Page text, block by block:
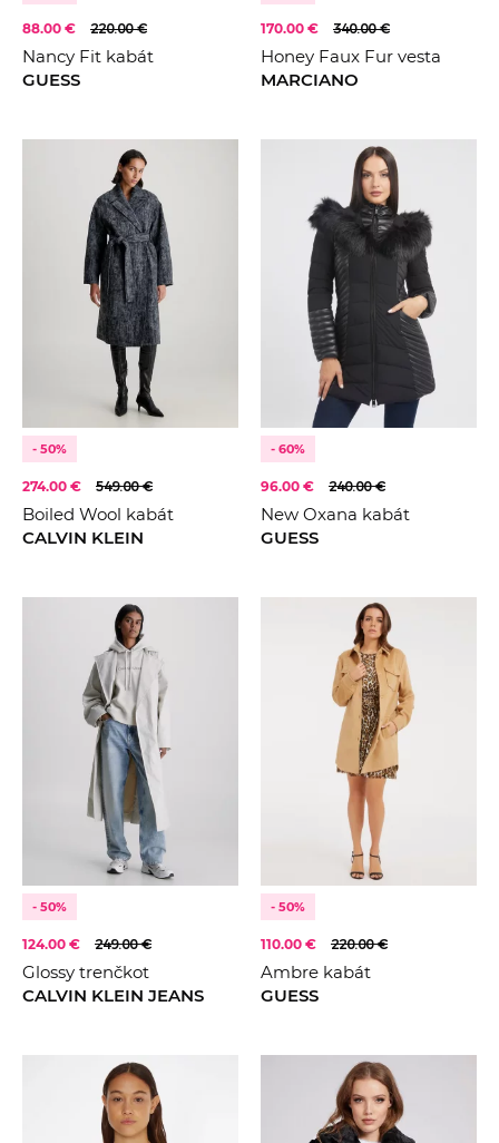
88.00 € 220.00 €
Nancy Fit kabát
GUESS
170.00 € 340.00 €
Honey Faux Fur vesta
MARCIANO
- 50%
274.00 € 549.00 €
Boiled Wool kabát
CALVIN KLEIN
- 60%
96.00 € 240.00 €
New Oxana kabát
GUESS
- 50%
124.00 € 249.00 €
Glossy trenčkot
CALVIN KLEIN JEANS
- 50%
110.00 € 220.00 €
Ambre kabát
GUESS